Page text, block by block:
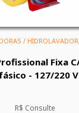
/
Fixa
- 127/220
R$ Consulte